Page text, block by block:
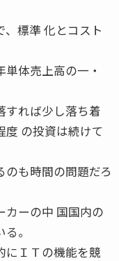
、標準 化とコスト
体売上高の一・
すれば少し落ち着
度 の投資は続けて
も時間の問題だろ
カーの中 国国内の
。
にＩＴの機能を競